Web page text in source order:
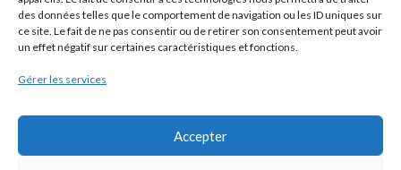
des données telles que le comportement de navigation ou les ID uniques sur
ce site. Le fait de ne pas consentir ou de retirer son consentement peut avoir
un effet négatif sur certaines caractéristiques et fonctions.
Gérer les services
Accepter
Législation Adblue
Législation Eau
Législation Lubrifiant
Législation Phytosanitaire